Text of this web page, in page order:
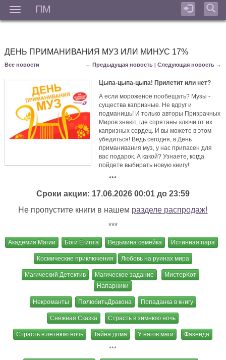
ПМ
ДЕНЬ ПРИМАНИВАНИЯ МУЗ ИЛИ МИНУС 17%
← Предыдущая новость| Следующая новость →
Все новости
Цыпа-цыпа-цыпа! Прилетит или нет?
А если мороженое пообещать? Музы -
существа капризные. Не вдруг и
подманишь! И только авторы Призрачных
Миров знают, где спрятаны ключи от их
капризных сердец. И вы можете в этом
убедиться! Ведь сегодня, в День
приманивания муз, у нас припасен для
вас подарок. А какой? Узнаете, когда
пойдете выбирать новую книгу!
***
Сроки акции: 17.06.2026 00:01 до 23:59
Не пропустите книги в нашем разделе распродаж!
***
Академия Магии Боги Египта Ведьмина семейка Истинная пара
Космические приключения Любовь на руинах мира
Магический Детектив Магическое задание
МистерКот
Напарники
Некроманты ПолюбитьДракона Попаданка в книгу
Снежная Сказка Страсть в зимнюю ночь
Страсть в летнюю ночь Тайна дома У нагов маги Фазенда
***